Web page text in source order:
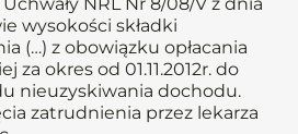
wysokości składki
(…) z obowiązku opłacania
za okres od 01.11.2012r. do
nieuzyskiwania dochodu.
zatrudnienia przez lekarza